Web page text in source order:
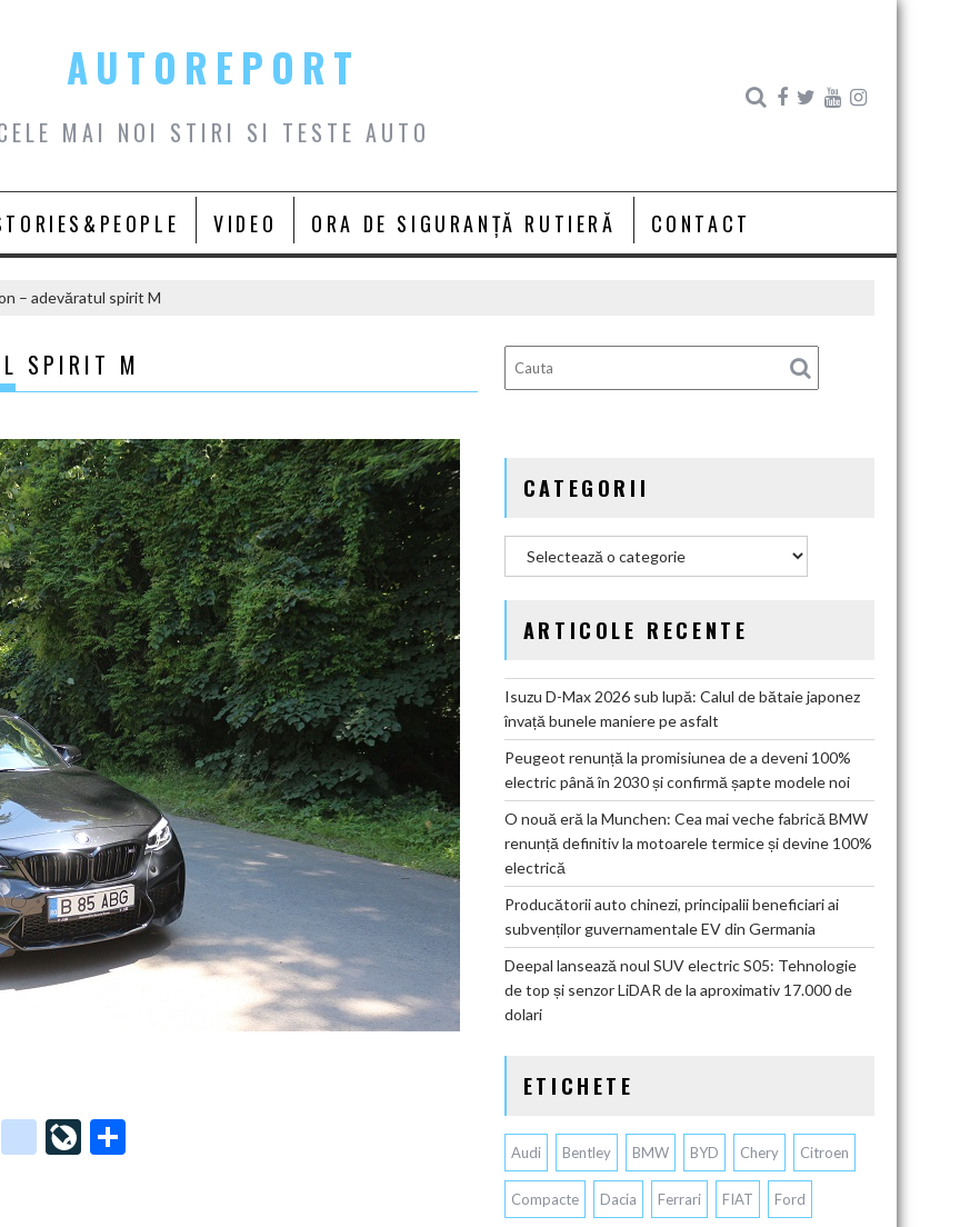
AUTOREPORT
MAI NOI STIRI SI TESTE AUTO
VIDEO ORA DE SIGURANȚĂ RUTIERĂ CONTACT
– adevăratul spirit M
SPIRIT M
V
g
Li
CATEGORII
ARTICOLE RECENTE
Isuzu D-Max 2026 sub lupă: Calul de bătaie japonez
învață bunele maniere pe asfalt
Peugeot renunță la promisiunea de a deveni 100%
electric până în 2030 și confirmă șapte modele noi
O nouă eră la Munchen: Cea mai veche fabrică BMW
renunță definitiv la motoarele termice și devine 100%
electrică
Producătorii auto chinezi, principalii beneficiari ai
subvenților guvernamentale EV din Germania
Deepal lansează noul SUV electric S05: Tehnologie
de top și senzor LiDAR de la aproximativ 17.000 de
dolari
ETICHETE
Audi Bentley BMW BYD Chery Citroen
Compacte Dacia Ferrari FIAT Ford